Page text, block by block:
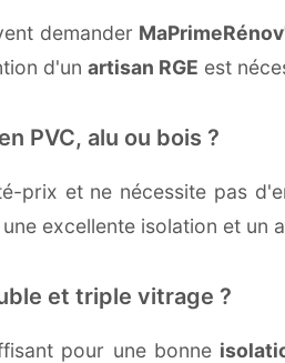
demander
d'un artisan RGE est
PVC, alu ou bois ?
prix et ne nécessite pas
excellente isolation et
et triple vitrage ?
pour une bonne